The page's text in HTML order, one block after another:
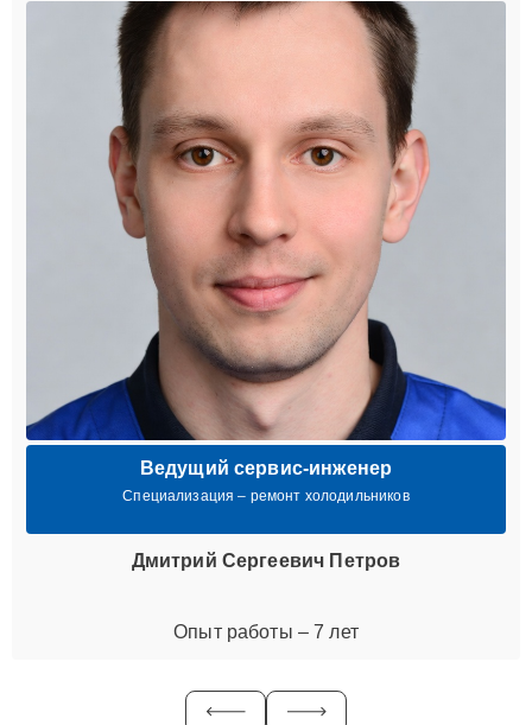
Ведущий сервис-инженер
Специализация – ремонт холодильников
Дмитрий Сергеевич Петров
Опыт работы – 7 лет